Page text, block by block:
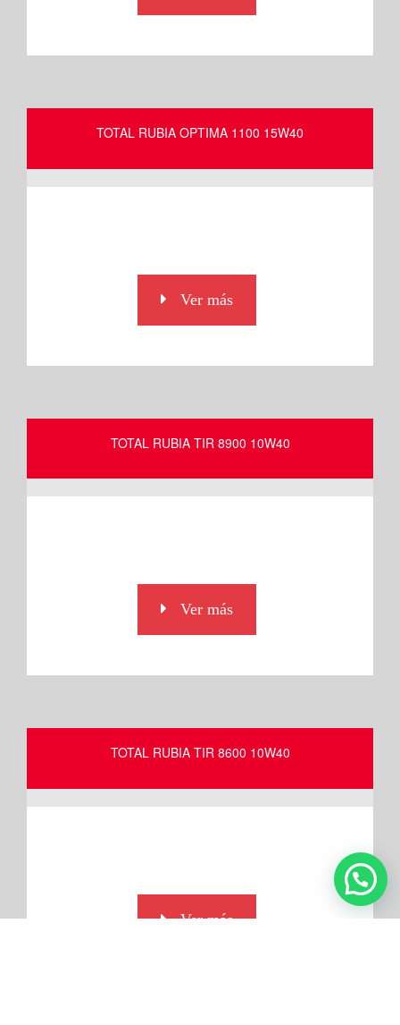
TOTAL RUBIA OPTIMA 1100 15W40
Ver más
TOTAL RUBIA TIR 8900 10W40
Ver más
TOTAL RUBIA TIR 8600 10W40
Ver más